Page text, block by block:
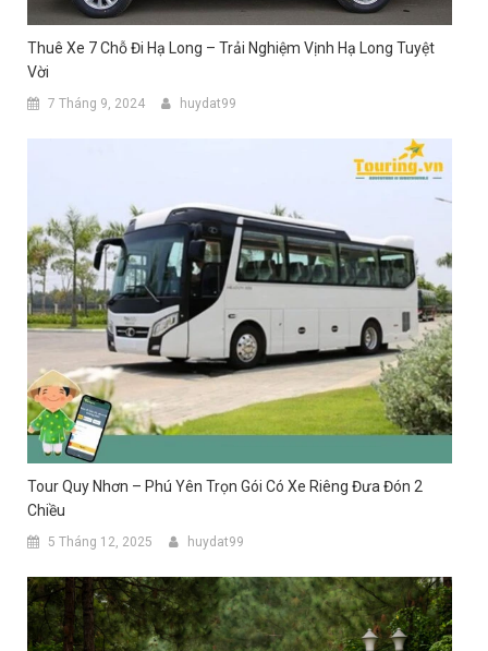
Thuê Xe 7 Chỗ Đi Hạ Long – Trải Nghiệm Vịnh Hạ Long Tuyệt
Vời
7 Tháng 9, 2024 huydat99
Tour Quy Nhơn – Phú Yên Trọn Gói Có Xe Riêng Đưa Đón 2
Chiều
5 Tháng 12, 2025 huydat99